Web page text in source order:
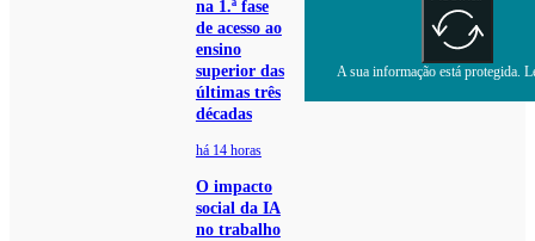
na 1.ª fase
de acesso ao
ensino
superior das
últimas três
décadas
há 14 horas
O impacto
social da IA
no trabalho
A sua informação está protegida.